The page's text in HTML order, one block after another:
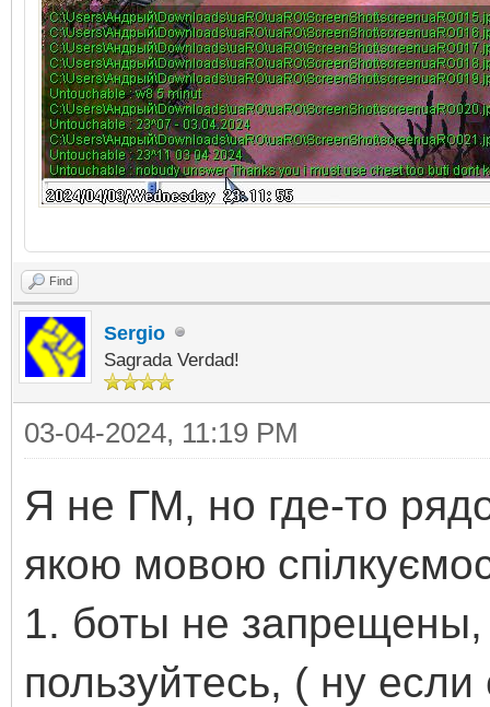
Find
Sergio
Sagrada Verdad!
03-04-2024, 11:19 PM
Я не ГМ, но где-то
якою мовою
1. боты не запрещены,
пользуйтесь, ( ну если